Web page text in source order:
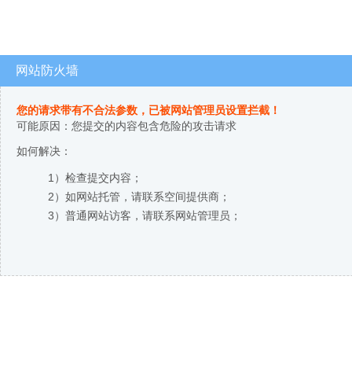
网站防火墙
您的请求带有不合法参数，已被网站管理员设置拦截！
可能原因：您提交的内容包含危险的攻击请求
如何解决：
1）检查提交内容；
2）如网站托管，请联系空间提供商；
3）普通网站访客，请联系网站管理员；